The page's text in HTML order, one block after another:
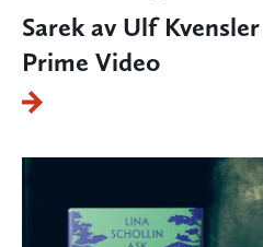
Sarek av Ulf
Prime Video